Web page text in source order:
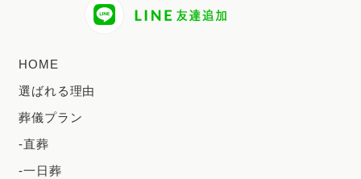
HOME
選ばれる理由
葬儀プラン
-直葬
-一日葬